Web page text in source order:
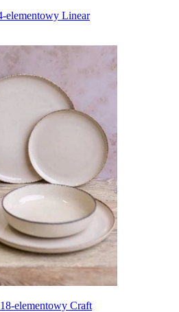
elementowy Linear
elementowy Craft